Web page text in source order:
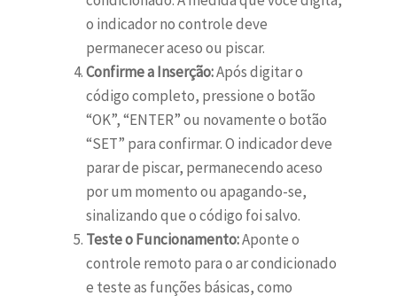
o indicador no controle deve
permanecer aceso ou piscar.
Confirme a Inserção:Após digitar o
código completo, pressione o botão
“OK”, “ENTER” ou novamente o botão
“SET” para confirmar. O indicador deve
parar de piscar, permanecendo aceso
por um momento ou apagando-se,
sinalizando que o código foi salvo.
Teste o Funcionamento:Aponte o
controle remoto para o ar condicionado
e teste as funções básicas, como